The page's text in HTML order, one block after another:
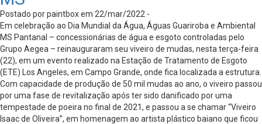
Postado por paintbox em 22/mar/2022 -
Em celebração ao Dia Mundial da Água, Águas Guariroba e Ambiental
MS Pantanal – concessionárias de água e esgoto controladas pelo
Grupo Aegea – reinauguraram seu viveiro de mudas, nesta terça-feira
(22), em um evento realizado na Estação de Tratamento de Esgoto
(ETE) Los Angeles, em Campo Grande, onde fica localizada a estrutura.
Com capacidade de produção de 50 mil mudas ao ano, o viveiro passou
por uma fase de revitalização após ter sido danificado por uma
tempestade de poeira no final de 2021, e passou a se chamar “Viveiro
Isaac de Oliveira”, em homenagem ao artista plástico baiano que ficou